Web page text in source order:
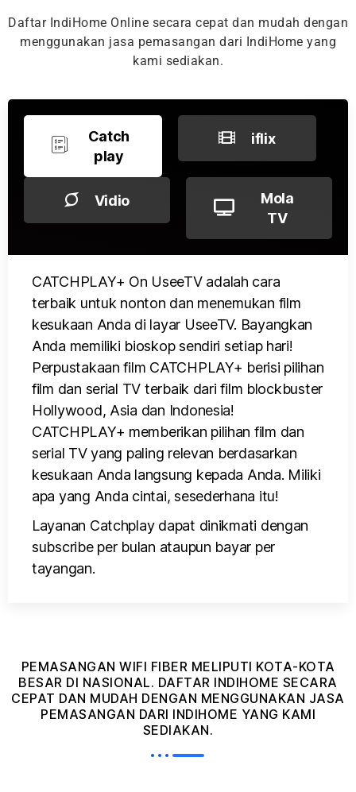
Daftar IndiHome Online secara cepat dan mudah dengan
menggunakan jasa pemasangan dari IndiHome yang
kami sediakan.
Catch
play
iflix
Vidio
Mola
TV
CATCHPLAY+ On UseeTV adalah cara
terbaik untuk nonton dan menemukan film
kesukaan Anda di layar UseeTV. Bayangkan
Anda memiliki bioskop sendiri setiap hari!
Perpustakaan film CATCHPLAY+ berisi pilihan
film dan serial TV terbaik dari film blockbuster
Hollywood, Asia dan Indonesia!
CATCHPLAY+ memberikan pilihan film dan
serial TV yang paling relevan berdasarkan
kesukaan Anda langsung kepada Anda. Miliki
apa yang Anda cintai, sesederhana itu!
Layanan Catchplay dapat dinikmati dengan
subscribe per bulan ataupun bayar per
tayangan.
PEMASANGAN WIFI FIBER MELIPUTI KOTA-KOTA
BESAR DI NASIONAL. DAFTAR INDIHOME SECARA
CEPAT DAN MUDAH DENGAN MENGGUNAKAN JASA
PEMASANGAN DARI INDIHOME YANG KAMI
SEDIAKAN.